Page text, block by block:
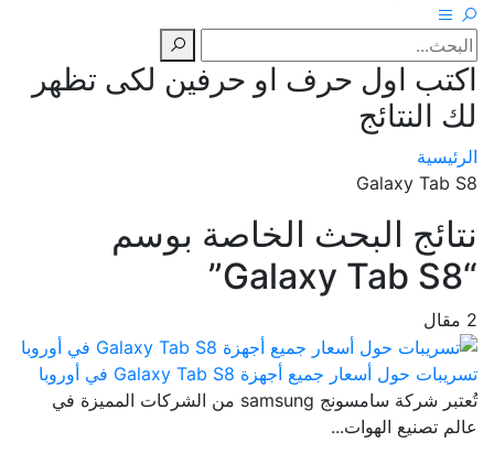
اكتب اول حرف او حرفين لكى تظهر
لك النتائج
الرئيسية
Galaxy Tab S8
نتائج البحث الخاصة بوسم
“Galaxy Tab S8”
2 مقال
تسريبات حول أسعار جميع أجهزة Galaxy Tab S8 في أوروبا
تُعتبر شركة سامسونج samsung من الشركات المميزة في
عالم تصنيع الهوات...